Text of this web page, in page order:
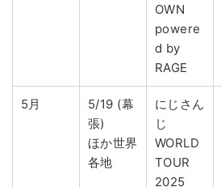
OWN
powere
d by
RAGE
5月
5/19 (幕
張)
ほか世界
各地
にじさん
じ
WORLD
TOUR
2025